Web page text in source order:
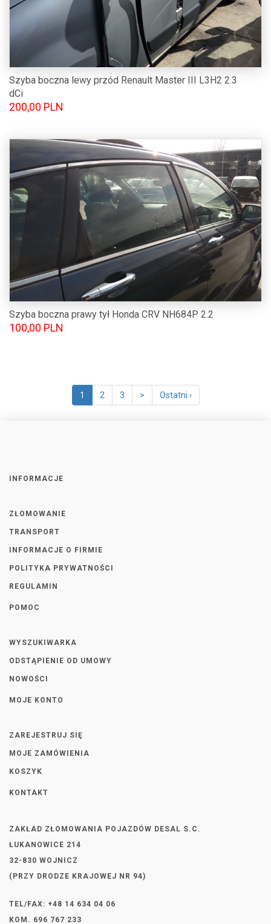
Szyba boczna lewy przód Renault Master III L3H2 2.3
dCi
200,00 PLN
Szyba boczna prawy tył Honda CRV NH684P 2.2
100,00 PLN
1 2 3 > Ostatni ›
INFORMACJE
ZŁOMOWANIE
TRANSPORT
INFORMACJE O FIRMIE
POLITYKA PRYWATNOŚCI
REGULAMIN
POMOC
WYSZUKIWARKA
ODSTĄPIENIE OD UMOWY
NOWOŚCI
MOJE KONTO
ZAREJESTRUJ SIĘ
MOJE ZAMÓWIENIA
KOSZYK
KONTAKT
ZAKŁAD ZŁOMOWANIA POJAZDÓW DESAL S.C.
ŁUKANOWICE 214
32-830 WOJNICZ
(PRZY DRODZE KRAJOWEJ NR 94)
TEL/FAX: +48 14 634 04 06
KOM. 696 767 233